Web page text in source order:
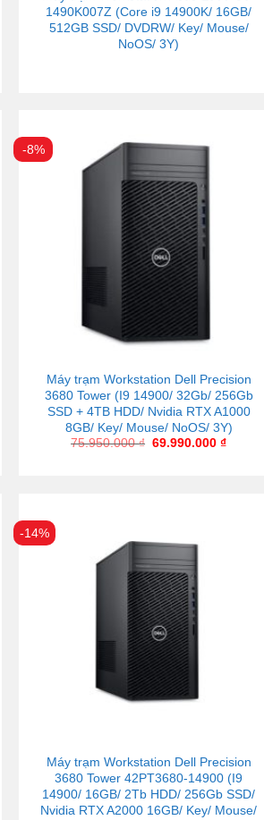
1490K007Z (Core i9 14900K/ 16GB/
512GB SSD/ DVDRW/ Key/ Mouse/
NoOS/ 3Y)
-8%
Máy trạm Workstation Dell Precision
3680 Tower (I9 14900/ 32Gb/ 256Gb
SSD + 4TB HDD/ Nvidia RTX A1000
8GB/ Key/ Mouse/ NoOS/ 3Y)
75.950.000₫ 69.990.000₫
-14%
Máy trạm Workstation Dell Precision
3680 Tower 42PT3680-14900 (I9
14900/ 16GB/ 2Tb HDD/ 256Gb SSD/
Nvidia RTX A2000 16GB/ Key/ Mouse/